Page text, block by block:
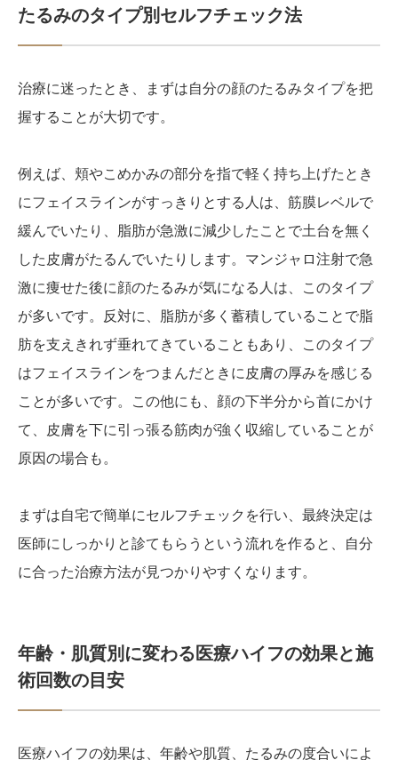
たるみのタイプ別セルフチェック法
治療に迷ったとき、まずは自分の顔のたるみタイプを把
握することが大切です。
例えば、頬やこめかみの部分を指で軽く持ち上げたとき
にフェイスラインがすっきりとする人は、筋膜レベルで
緩んでいたり、脂肪が急激に減少したことで土台を無く
した皮膚がたるんでいたりします。マンジャロ注射で急
激に痩せた後に顔のたるみが気になる人は、このタイプ
が多いです。反対に、脂肪が多く蓄積していることで脂
肪を支えきれず垂れてきていることもあり、このタイプ
はフェイスラインをつまんだときに皮膚の厚みを感じる
ことが多いです。この他にも、顔の下半分から首にかけ
て、皮膚を下に引っ張る筋肉が強く収縮していることが
原因の場合も。
まずは自宅で簡単にセルフチェックを行い、最終決定は
医師にしっかりと診てもらうという流れを作ると、自分
に合った治療方法が見つかりやすくなります。
年齢・肌質別に変わる医療ハイフの効果と施
術回数の目安
医療ハイフの効果は、年齢や肌質、たるみの度合いによ